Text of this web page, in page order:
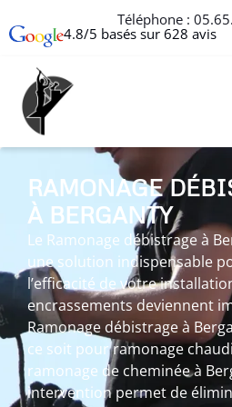
Téléphone :
4.8/5 basés sur 628 avis
RAMONAGE
À BERGANTY
Le Ramonage débistrage à
une solution indispensable
l’efficacité de votre
encrassements deviennent
Ramonage débistrage à
ce soit pour ramonage
ramonage de cheminée à
intervention permet de